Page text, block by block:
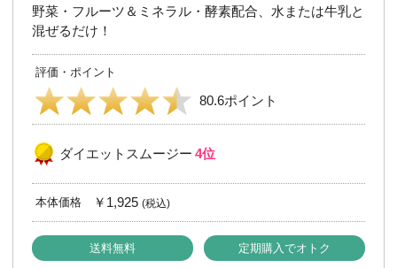
野菜・フルーツ＆ミネラル・酵素配合、水または牛乳と
混ぜるだけ！
評価・ポイント
80.6ポイント
ダイエットスムージー 4位
本体価格 ￥1,925 (税込)
送料無料 定期購入でオトク